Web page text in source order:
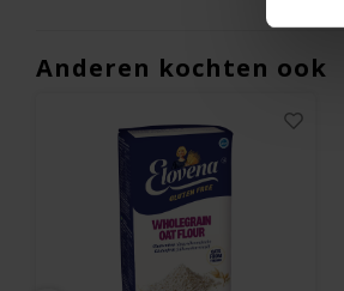
Anderen kochten ook